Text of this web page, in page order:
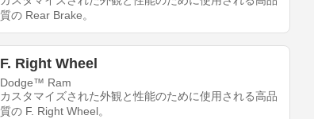
質の Rear Brake。
F. Right Wheel
Dodge™ Ram
カスタマイズされた外観と性能のために使用される高品
質の F. Right Wheel。